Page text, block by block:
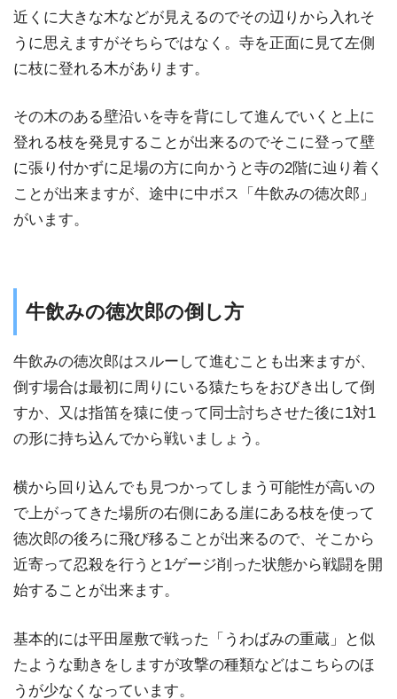
近くに大きな木などが見えるのでその辺りから入れそ
うに思えますがそちらではなく。寺を正面に見て左側
に枝に登れる木があります。
その木のある壁沿いを寺を背にして進んでいくと上に
登れる枝を発見することが出来るのでそこに登って壁
に張り付かずに足場の方に向かうと寺の2階に辿り着く
ことが出来ますが、途中に中ボス「牛飲みの徳次郎」
がいます。
牛飲みの徳次郎の倒し方
牛飲みの徳次郎はスルーして進むことも出来ますが、
倒す場合は最初に周りにいる猿たちをおびき出して倒
すか、又は指笛を猿に使って同士討ちさせた後に1対1
の形に持ち込んでから戦いましょう。
横から回り込んでも見つかってしまう可能性が高いの
で上がってきた場所の右側にある崖にある枝を使って
徳次郎の後ろに飛び移ることが出来るので、そこから
近寄って忍殺を行うと1ゲージ削った状態から戦闘を開
始することが出来ます。
基本的には平田屋敷で戦った「うわばみの重蔵」と似
たような動きをしますが攻撃の種類などはこちらのほ
うが少なくなっています。